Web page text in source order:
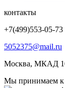
контакты
+7(499)553-05-73
5052375@mail.ru
Москва, МКАД
Мы принимаем к